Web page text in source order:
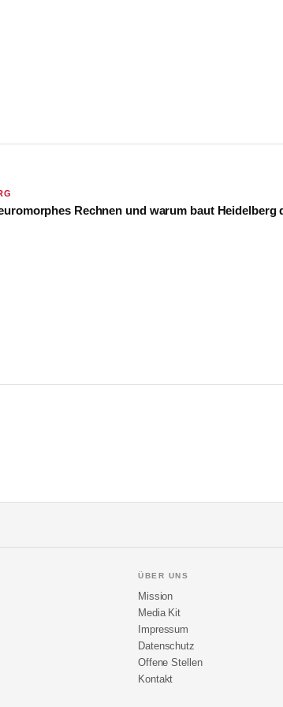
Rechnen und warum baut
ÜBER UNS
Mission
Media Kit
Impressum
Datenschutz
Offene Stellen
Kontakt